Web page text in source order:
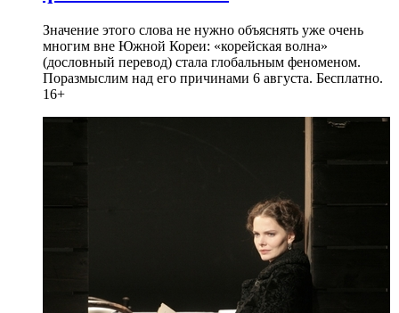
Значение этого слова не нужно объяснять уже очень
многим вне Южной Кореи: «корейская волна»
(дословный перевод) стала глобальным феноменом.
Поразмыслим над его причинами 6 августа. Бесплатно.
16+